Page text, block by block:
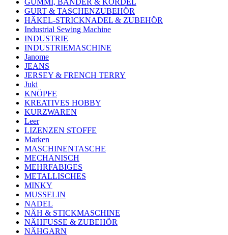
GURT & TASCHENZUBEHÖR
HÄKEL-STRICKNADEL & ZUBEHÖR
Industrial Sewing Machine
INDUSTRIE
INDUSTRIEMASCHINE
Janome
JEANS
JERSEY & FRENCH TERRY
Juki
KNÖPFE
KREATIVES HOBBY
KURZWAREN
Leer
LIZENZEN STOFFE
Marken
MASCHINENTASCHE
MECHANISCH
MEHRFABIGES
METALLISCHES
MINKY
MUSSELIN
NADEL
NÄH & STICKMASCHINE
NÄHFUSSE & ZUBEHÖR
NÄHGARN